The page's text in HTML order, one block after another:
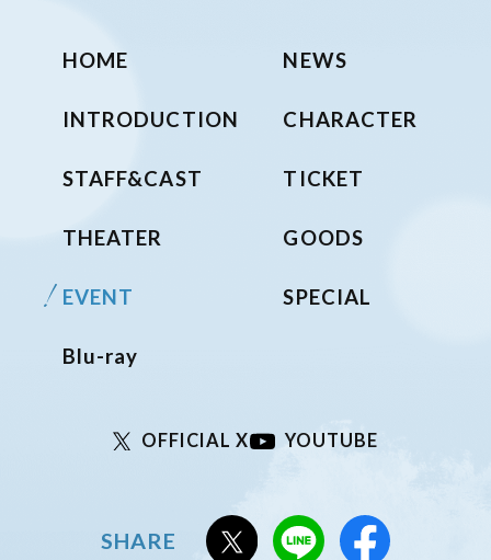
HOME NEWS
INTRODUCTION CHARACTER
STAFF&CAST TICKET
THEATER GOODS
EVENT SPECIAL
Blu-ray
OFFICIAL X YOUTUBE
SHARE